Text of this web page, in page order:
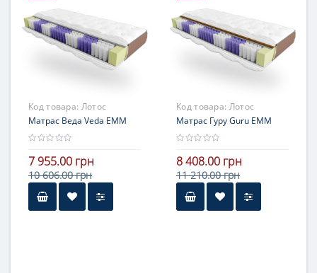
Код товара: Лотос
Матрас Веда Veda ЕММ
7 955.00 грн
10 606.00 грн
Код товара: Лотос
Матрас Гуру Guru ЕММ
8 408.00 грн
11 210.00 грн